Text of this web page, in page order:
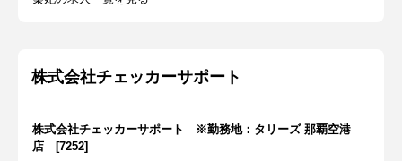
株式会社チェッカーサポート
株式会社チェッカーサポート ※勤務地：タリーズ 那覇空港
店 [7252]